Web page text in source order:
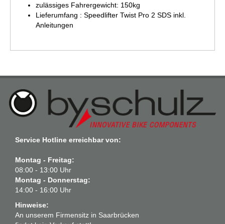
zulässiges Fahrergewicht: 150kg
Lieferumfang : Speedlifter Twist Pro 2 SDS inkl.
Anleitungen
Service Hotline erreichbar von:
Montag - Freitag:
08:00 - 13:00 Uhr
Montag - Donnerstag:
14:00 - 16:00 Uhr
Hinweise:
An unserem Firmensitz in Saarbrücken